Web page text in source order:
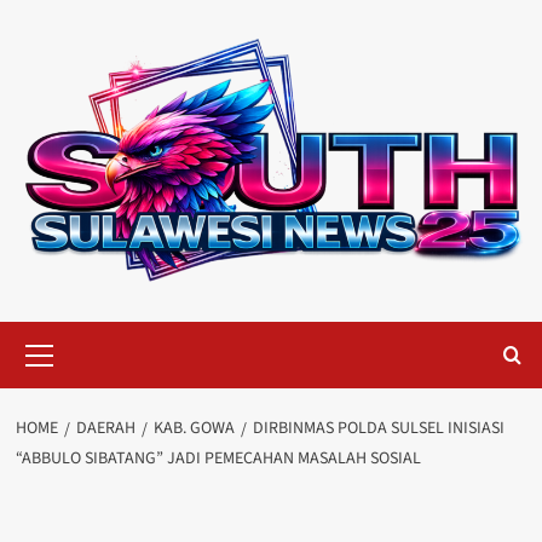
Menu
HOME DAERAH KAB. GOWA
DIRBINMAS POLDA SULSEL INISIASI
“ABBULO SIBATANG” JADI PEMECAHAN MASALAH SOSIAL